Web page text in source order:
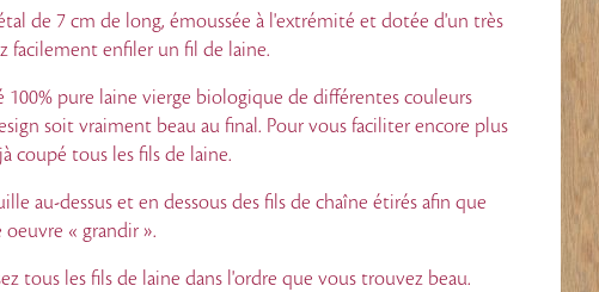
de 7 cm de long, émoussée à l'extrémité et dotée d'un très
facilement enfiler un fil de laine.
100% pure laine vierge biologique de différentes couleurs
soit vraiment beau au final. Pour vous faciliter encore plus
coupé tous les fils de laine.
au-dessus et en dessous des fils de chaîne étirés afin que
oeuvre « grandir ».
tous les fils de laine dans l'ordre que vous trouvez beau.